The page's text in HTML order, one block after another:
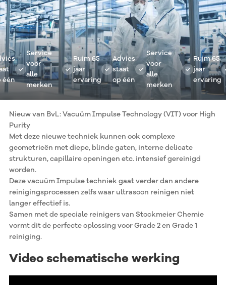
Service
voor
alle
merken
Ruim 65
jaar
ervaring
Advies
staat
op één
Service
voor
alle
merken
Ruim 65
jaar
ervaring
Nieuw van BvL: Vacuüm Impulse Technology (VIT) voor High
Purity
Met deze nieuwe techniek kunnen ook complexe
geometrieën met diepe, blinde gaten, interne delicate
strukturen, capillaire openingen etc. intensief gereinigd
worden.
Deze vacuüm Impulse techniek gaat verder dan andere
reinigingsprocessen zelfs waar ultrasoon reinigen niet
langer effectief is.
Samen met de speciale reinigers van Stockmeier Chemie
vormt dit de perfecte oplossing voor Grade 2 en Grade 1
reiniging.
Video schematische werking